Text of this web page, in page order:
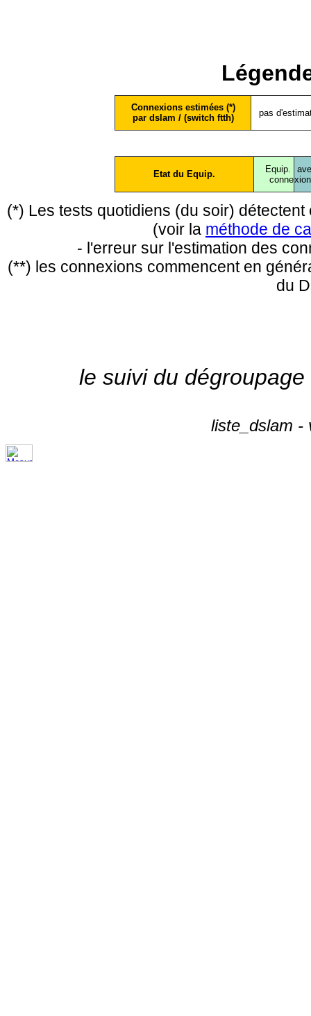
Connexions estimées (*)
par dslam / (switch ftth)
pas
Etat du Equip.
Equip.
conne
(*) Les tests quotidiens (du soir)
(voir la méthode de
- l'erreur sur l'estimation des
(**) les connexions commencent en
du
le suivi du
liste_dslam -